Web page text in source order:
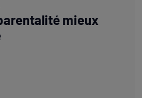
mieux